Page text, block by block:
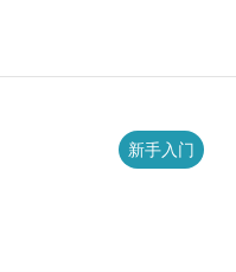
新手入门